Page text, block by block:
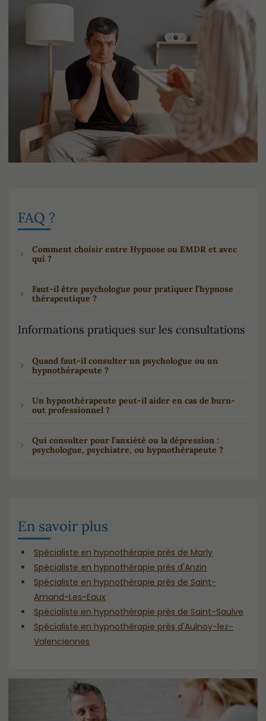
FAQ ?
Comment choisir entre Hypnose ou EMDR et avec
qui ?
Faut-il être psychologue pour pratiquer l’hypnose
thérapeutique ?
Informations pratiques sur les consultations
Quand faut-il consulter un psychologue ou un
hypnothérapeute ?
Un hypnothérapeute peut-il aider en cas de burn-
out professionnel ?
Qui consulter pour l’anxiété ou la dépression :
psychologue, psychiatre, ou hypnothérapeute ?
En savoir plus
Spécialiste en hypnothérapie près de Marly
Spécialiste en hypnothérapie près d'Anzin
Spécialiste en hypnothérapie près de Saint-
Amand-Les-Eaux
Spécialiste en hypnothérapie près de Saint-Saulve
Spécialiste en hypnothérapie près d'Aulnoy-lez-
Valenciennes